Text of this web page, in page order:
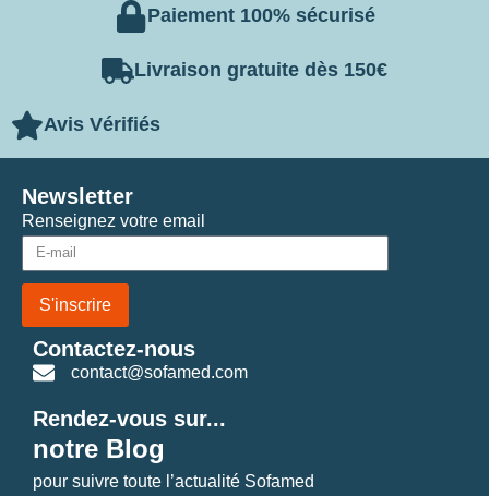
Paiement 100% sécurisé
Livraison gratuite dès 150€
Avis Vérifiés
Renseignez votre email
S'inscrire
Newsletter
Contactez-nous
contact@sofamed.com
Rendez-vous sur...
notre Blog
pour suivre toute l’actualité Sofamed